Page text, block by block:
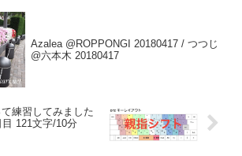
Azalea @ROPPONGI 20180417 / つつじ
@六本木 20180417
練習してみました
121文字/10分